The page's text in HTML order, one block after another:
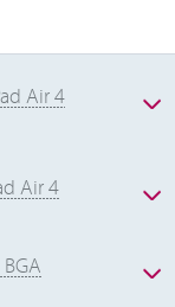
Air 4
Air 4